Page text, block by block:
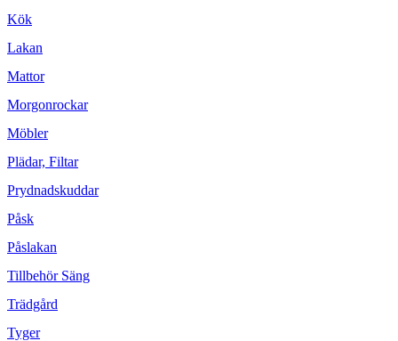
Kök
Lakan
Mattor
Morgonrockar
Möbler
Plädar, Filtar
Prydnadskuddar
Påsk
Påslakan
Tillbehör Säng
Trädgård
Tyger